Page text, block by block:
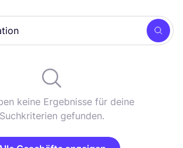
keine Ergebnisse für deine
Suchkriterien gefunden.